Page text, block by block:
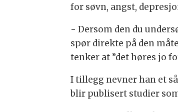
for søvn, angst,
- Dersom den du
spør direkte på den
tenker at ”det høres jo
I tillegg nevner han et
blir publisert studier